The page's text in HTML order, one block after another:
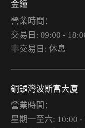
金鐘
營業時間：
交易日: 09:00 -
非交易日: 休息
銅鑼灣波斯富大廈
營業時間：
星期一至六: 10:00 -